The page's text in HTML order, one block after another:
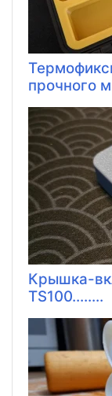
прочного
Крышка-
TS100........